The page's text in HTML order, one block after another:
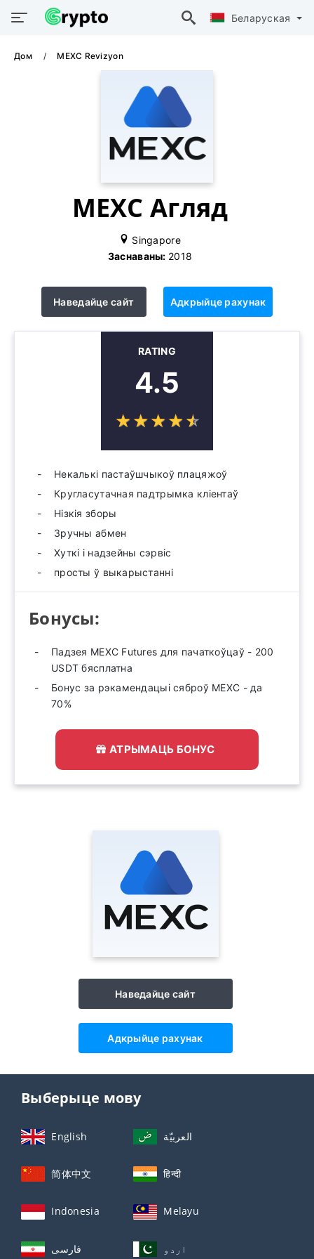
Беларуская
Дом MEXC Revizyon
MEXC Агляд
Singapore
Заснаваны: 2018
Наведайце сайт Адкрыйце рахунак
RATING
4.5
☆☆☆☆☆
★★★★★
Некалькі пастаўшчыкоў плацяжоў
Кругласутачная падтрымка кліентаў
Нізкія зборы
Зручны абмен
Хуткі і надзейны сэрвіс
просты ў выкарыстанні
Бонусы:
Падзея MEXC Futures для пачаткоўцаў - 200
USDT бясплатна
Бонус за рэкамендацыі сяброў MEXC - да
70%
АТРЫМАЦЬ БОНУС
Наведайце сайт
Адкрыйце рахунак
Выберыце мову
English العربيّة
简体中文 हिन्दी
Indonesia Melayu
فارسی اردو